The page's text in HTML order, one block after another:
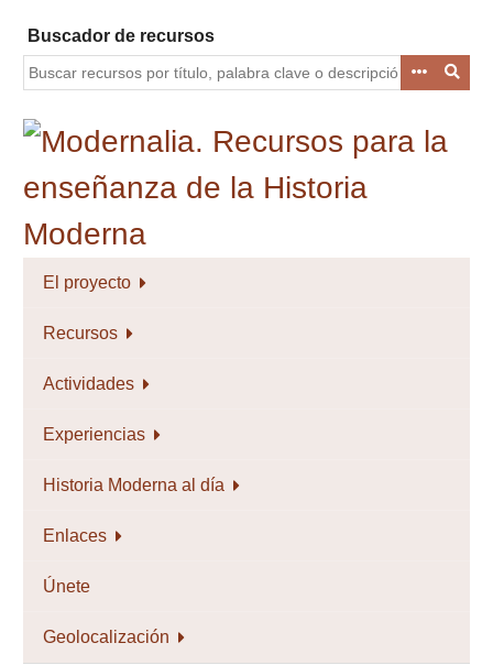
contenido
principal
Buscador de recursos
El proyecto
Recursos
Actividades
Experiencias
Historia Moderna al día
Enlaces
Únete
Geolocalización